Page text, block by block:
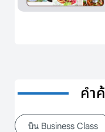
คำ
บิน Business Class